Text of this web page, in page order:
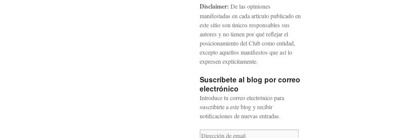
Disclaimer: De las opiniones
manifestadas en cada artículo publicado en
este sitio son únicos responsables sus
autores y no tienen por qué reflejar el
posicionamiento del Club como entidad,
excepto aquellos manifiestos que así lo
expresen explícitamente.
Suscríbete al blog por correo
electrónico
Introduce tu correo electrónico para
suscribirte a este blog y recibir
notificaciones de nuevas entradas.
Dirección